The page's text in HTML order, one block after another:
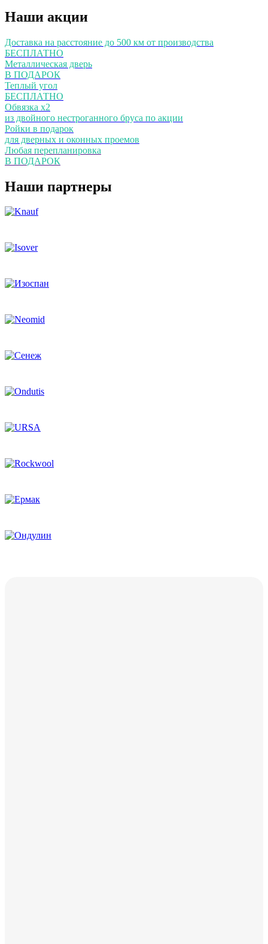
Наши акции
Доставка на расстояние до 500 км от производства
БЕСПЛАТНО
Металлическая дверь
В ПОДАРОК
Теплый угол
БЕСПЛАТНО
Обвязка х2
из двойного нестроганного бруса по акции
Ройки в подарок
для дверных и оконных проемов
Любая перепланировка
В ПОДАРОК
Наши партнеры